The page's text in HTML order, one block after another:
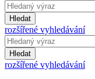
Hledat
rozšířené vyhledávání
Hledat
rozšířené vyhledávání